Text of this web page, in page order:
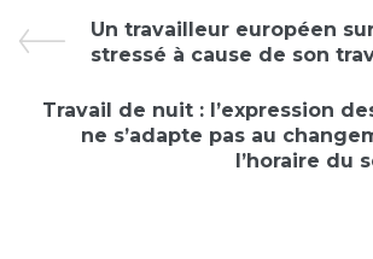
Un travailleur européen
stressé à cause de son
Travail de nuit : l’expression
ne s’adapte pas au
l’horaire du